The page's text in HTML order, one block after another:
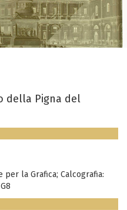
della Pigna del
per la Grafica; Calcografia: